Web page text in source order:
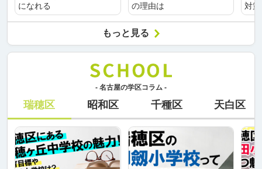
になれる
の理由は
対
もっと見る
- 名古屋の学区コラム -
瑞穂区 昭和区 千種区 天白区